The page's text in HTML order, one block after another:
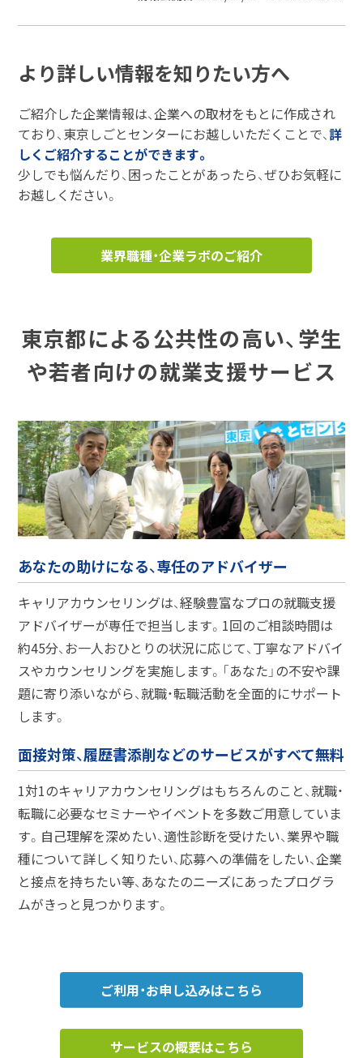
より詳しい情報を知りたい方へ
ご紹介した企業情報は、企業への取材をもとに作成され
ており、東京しごとセンターにお越しいただくことで、詳
しくご紹介することができます。
少しでも悩んだり、困ったことがあったら、ぜひお気軽に
お越しください。
業界職種・企業ラボのご紹介
東京都による公共性の高い、学生
や若者向けの就業支援サービス
あなたの助けになる、専任のアドバイザー
キャリアカウンセリングは、経験豊富なプロの就職支援
アドバイザーが専任で担当します。1回のご相談時間は
約45分、お一人おひとりの状況に応じて、丁寧なアドバイ
スやカウンセリングを実施します。「あなた」の不安や課
題に寄り添いながら、就職・転職活動を全面的にサポート
します。
面接対策、履歴書添削などのサービスがすべて無料
1対1のキャリアカウンセリングはもちろんのこと、就職・
転職に必要なセミナーやイベントを多数ご用意していま
す。自己理解を深めたい、適性診断を受けたい、業界や職
種について詳しく知りたい、応募への準備をしたい、企業
と接点を持ちたい等、あなたのニーズにあったプログラ
ムがきっと見つかります。
ご利用・お申し込みはこちら
サービスの概要はこちら